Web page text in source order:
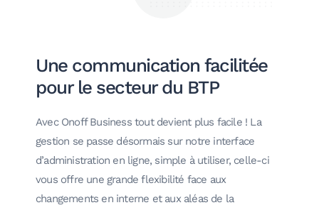
Une communication facilitée
pour le secteur du BTP
Avec Onoff Business tout devient plus facile ! La
gestion se passe désormais sur notre interface
d’administration en ligne, simple à utiliser, celle-ci
vous offre une grande flexibilité face aux
changements en interne et aux aléas de la